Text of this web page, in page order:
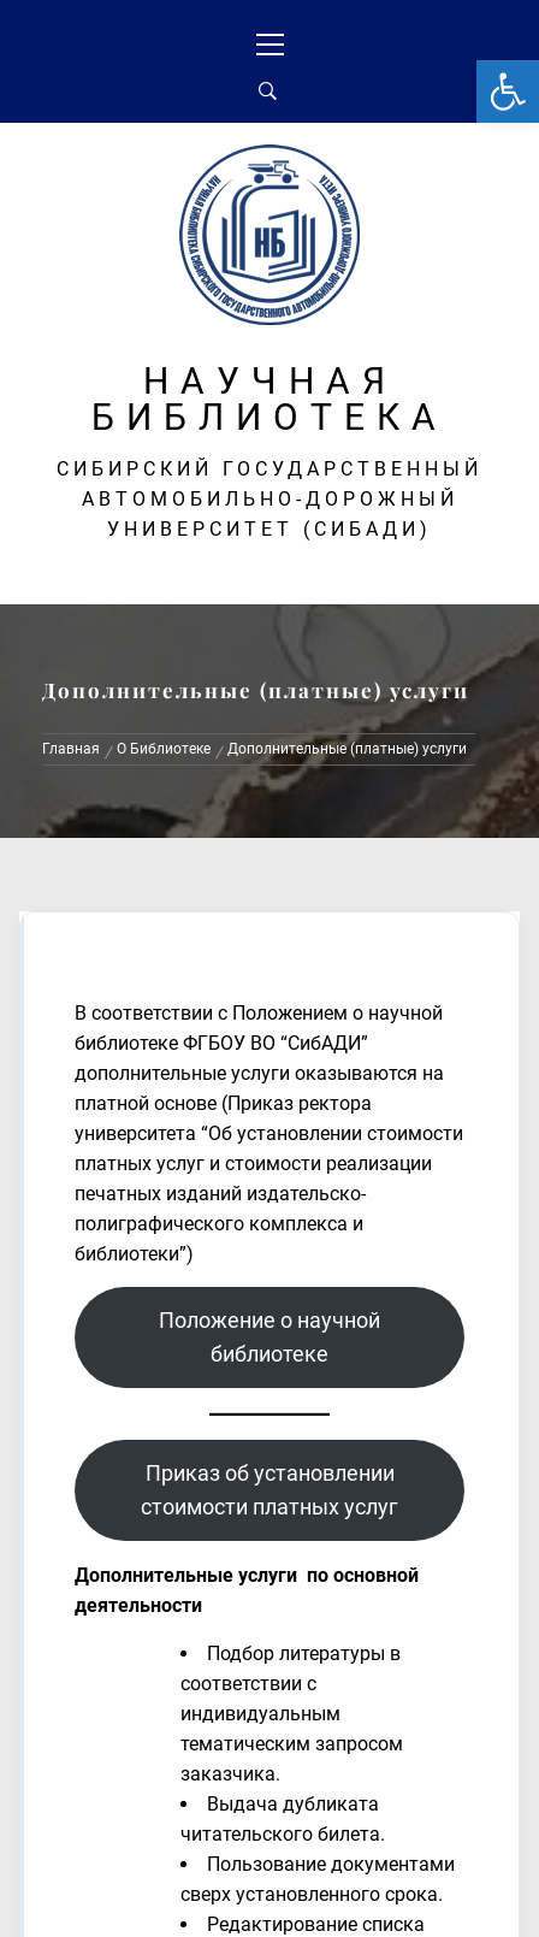
меню
НАУЧНАЯ
БИБЛИОТЕКА
СИБИРСКИЙ ГОСУДАРСТВЕННЫЙ
АВТОМОБИЛЬНО-ДОРОЖНЫЙ
УНИВЕРСИТЕТ (СИБАДИ)
Дополнительные (платные) услуги
Главная О Библиотеке Дополнительные (платные) услуги
В соответствии с Положением о научной
библиотеке ФГБОУ ВО “СибАДИ”
дополнительные услуги оказываются на
платной основе (Приказ ректора
университета “Об установлении стоимости
платных услуг и стоимости реализации
печатных изданий издательско-
полиграфического комплекса и
библиотеки”)
Положение о научной
библиотеке
Приказ об установлении
стоимости платных услуг
Дополнительные услуги по основной
деятельности
Подбор литературы в
соответствии с
индивидуальным
тематическим запросом
заказчика.
Выдача дубликата
читательского билета.
Пользование документами
сверх установленного срока.
Редактирование списка